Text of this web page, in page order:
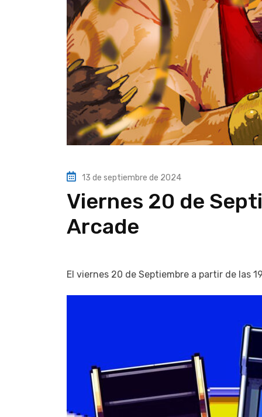
13 de septiembre de 2024
Viernes 20 de
Arcade
El viernes 20 de Septiembre a partir de las